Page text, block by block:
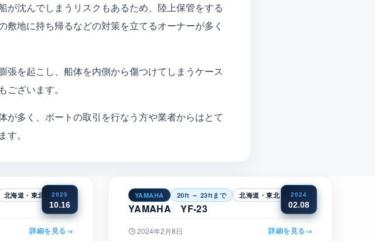
沈んでしまうリスクもあるため、陸上保管をする
地に持ち帰るなどの対策を立てるオーナーが多く
張を起こし、船体を内側から傷つけてしまうケース
ざいます。
多く、ボートの取引を行なう方や業者からはとて
。
2025
10.16
北海道・東北
詳細を見る→
2024
02.08
YAMAHA 20ft ～ 23ftまで 北海道・東北
YAMAHA YF-23
2024年2月8日 詳細を見る→